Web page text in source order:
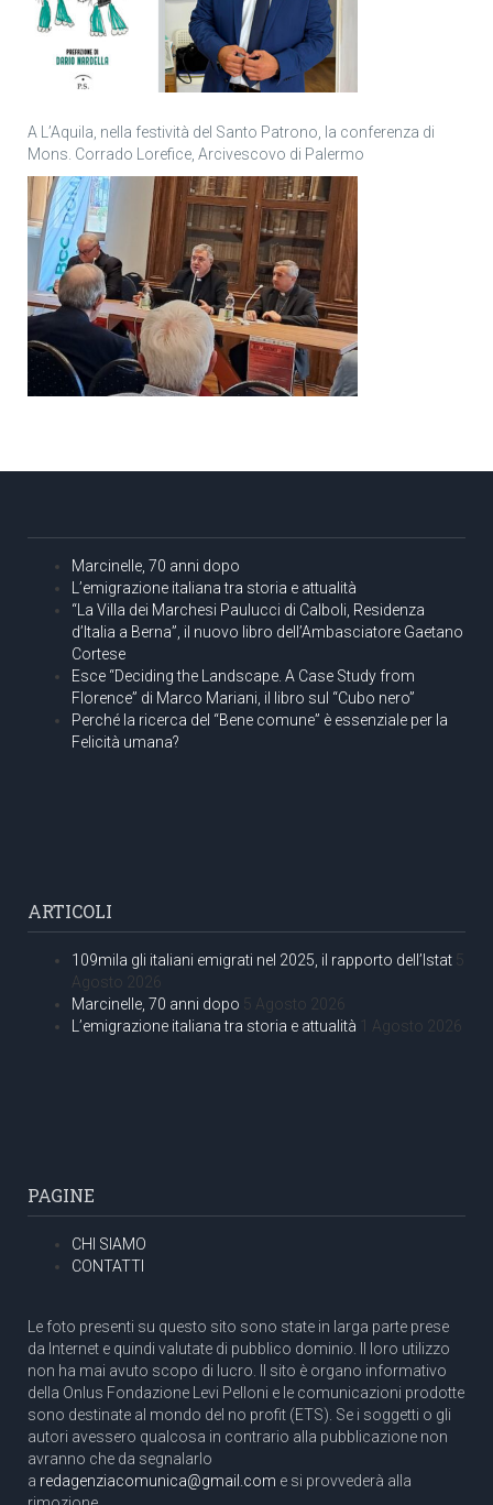
A L’Aquila, nella festività del Santo Patrono, la conferenza di
Mons. Corrado Lorefice, Arcivescovo di Palermo
Marcinelle, 70 anni dopo
L’emigrazione italiana tra storia e attualità
“La Villa dei Marchesi Paulucci di Calboli, Residenza
d’Italia a Berna”, il nuovo libro dell’Ambasciatore Gaetano
Cortese
Esce “Deciding the Landscape. A Case Study from
Florence” di Marco Mariani, il libro sul “Cubo nero”
Perché la ricerca del “Bene comune” è essenziale per la
Felicità umana?
ARTICOLI
109mila gli italiani emigrati nel 2025, il rapporto dell’Istat 5
Agosto 2026
Marcinelle, 70 anni dopo 5 Agosto 2026
L’emigrazione italiana tra storia e attualità 1 Agosto 2026
PAGINE
CHI SIAMO
CONTATTI
Le foto presenti su questo sito sono state in larga parte prese
da Internet e quindi valutate di pubblico dominio. Il loro utilizzo
non ha mai avuto scopo di lucro. Il sito è organo informativo
della Onlus Fondazione Levi Pelloni e le comunicazioni prodotte
sono destinate al mondo del no profit (ETS). Se i soggetti o gli
autori avessero qualcosa in contrario alla pubblicazione non
avranno che da segnalarlo
a redagenziacomunica@gmail.com e si provvederà alla